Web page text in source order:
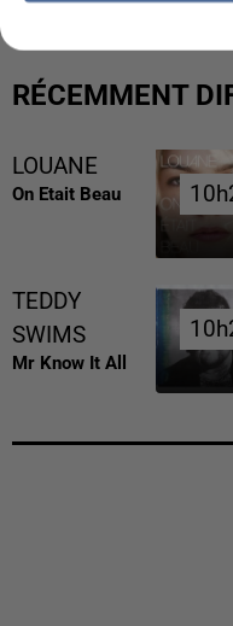
RÉCEMMENT
LOUANE
On Etait Beau
TEDDY
SWIMS
Mr Know It All